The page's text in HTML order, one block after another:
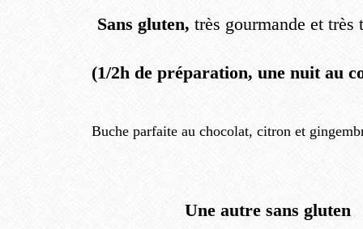
Sans gluten, très gourmande et très
(1/2h de préparation, une nuit au
Buche parfaite au chocolat, citron et
Une autre sans gluten